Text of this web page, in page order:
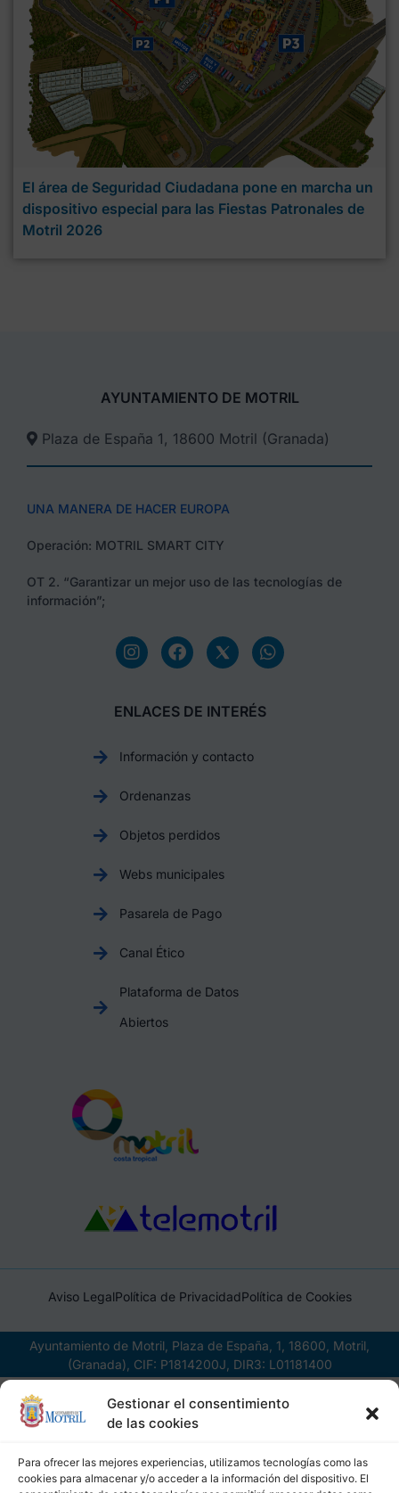
Gestionar el consentimiento
de las cookies
Para ofrecer las mejores experiencias, utilizamos tecnologías como las
cookies para almacenar y/o acceder a la información del dispositivo. El
El área de Seguridad Ciudadana pone en marcha un
dispositivo especial para las Fiestas Patronales de
Motril 2026
AYUNTAMIENTO DE MOTRIL
Plaza de España 1, 18600 Motril (Granada)​
UNA MANERA DE HACER EUROPA
Operación: MOTRIL SMART CITY
OT 2. “Garantizar un mejor uso de las tecnologías de
información”;
ENLACES DE INTERÉS
Información y contacto
Ordenanzas
Objetos perdidos
Webs municipales
Pasarela de Pago
Canal Ético
Plataforma de Datos
Abiertos
Aviso LegalPolítica de PrivacidadPolítica de Cookies
Ayuntamiento de Motril, Plaza de España, 1, 18600, Motril,
(Granada), CIF: P1814200J, DIR3: L01181400